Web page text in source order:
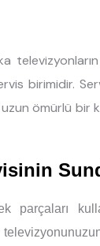
birimidir.
ömürlü bir
parçaları